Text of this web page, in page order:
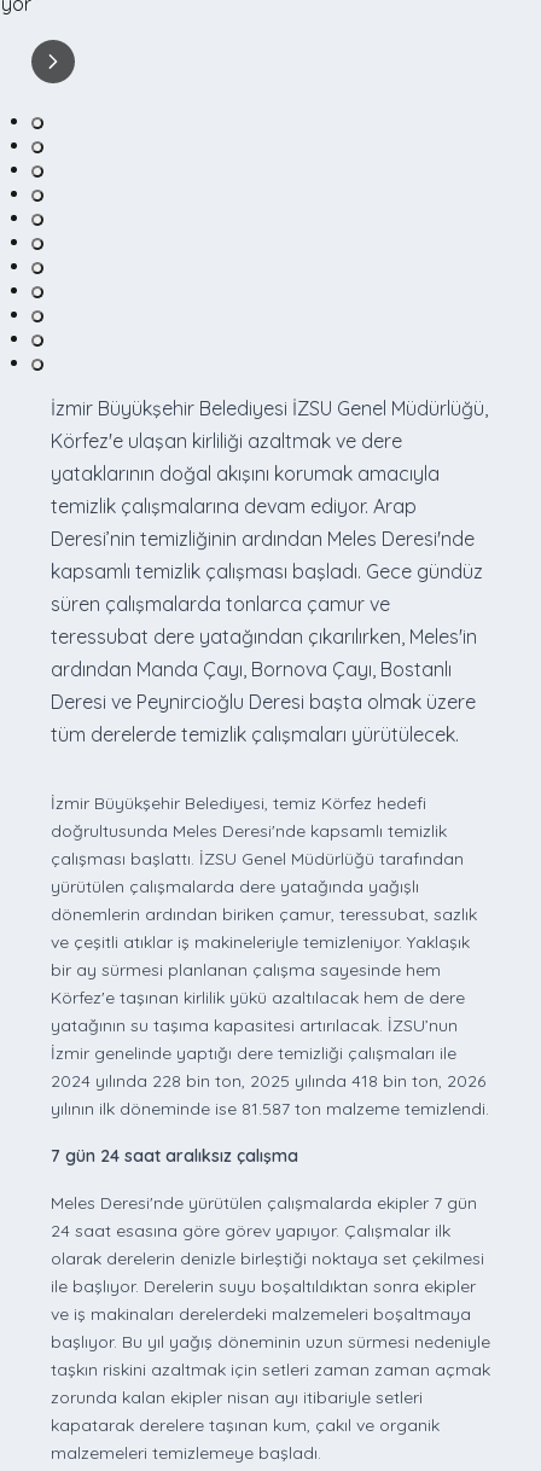
İzmir Büyükşehir Belediyesi İZSU Genel Müdürlüğü,
Körfez'e ulaşan kirliliği azaltmak ve dere
yataklarının doğal akışını korumak amacıyla
temizlik çalışmalarına devam ediyor. Arap
Deresi’nin temizliğinin ardından Meles Deresi'nde
kapsamlı temizlik çalışması başladı. Gece gündüz
süren çalışmalarda tonlarca çamur ve
teressubat dere yatağından çıkarılırken, Meles'in
ardından Manda Çayı, Bornova Çayı, Bostanlı
Deresi ve Peynircioğlu Deresi başta olmak üzere
tüm derelerde temizlik çalışmaları yürütülecek.
İzmir Büyükşehir Belediyesi, temiz Körfez hedefi
doğrultusunda Meles Deresi'nde kapsamlı temizlik
çalışması başlattı. İZSU Genel Müdürlüğü tarafından
yürütülen çalışmalarda dere yatağında yağışlı
dönemlerin ardından biriken çamur, teressubat, sazlık
ve çeşitli atıklar iş makineleriyle temizleniyor. Yaklaşık
bir ay sürmesi planlanan çalışma sayesinde hem
Körfez'e taşınan kirlilik yükü azaltılacak hem de dere
yatağının su taşıma kapasitesi artırılacak. İZSU’nun
İzmir genelinde yaptığı dere temizliği çalışmaları ile
2024 yılında 228 bin ton, 2025 yılında 418 bin ton, 2026
yılının ilk döneminde ise 81.587 ton malzeme temizlendi.
7 gün 24 saat aralıksız çalışma
Meles Deresi'nde yürütülen çalışmalarda ekipler 7 gün
24 saat esasına göre görev yapıyor. Çalışmalar ilk
olarak derelerin denizle birleştiği noktaya set çekilmesi
ile başlıyor. Derelerin suyu boşaltıldıktan sonra ekipler
ve iş makinaları derelerdeki malzemeleri boşaltmaya
başlıyor. Bu yıl yağış döneminin uzun sürmesi nedeniyle
taşkın riskini azaltmak için setleri zaman zaman açmak
zorunda kalan ekipler nisan ayı itibariyle setleri
kapatarak derelere taşınan kum, çakıl ve organik
malzemeleri temizlemeye başladı.